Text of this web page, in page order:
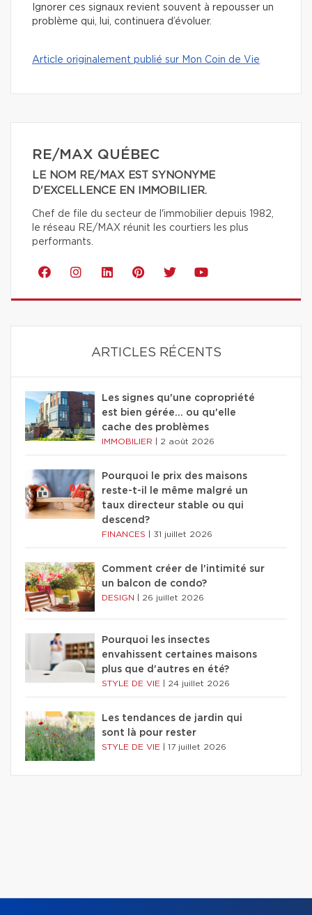
Ignorer ces signaux revient souvent à repousser un
problème qui, lui, continuera d’évoluer.
Article originalement publié sur Mon Coin de Vie
RE/MAX QUÉBEC
LE NOM RE/MAX EST SYNONYME
D'EXCELLENCE EN IMMOBILIER.
Chef de file du secteur de l'immobilier depuis 1982,
le réseau RE/MAX réunit les courtiers les plus
performants.
ARTICLES RÉCENTS
Les signes qu'une copropriété
est bien gérée… ou qu'elle
cache des problèmes
IMMOBILIER 2 août 2026
Pourquoi le prix des maisons
reste-t-il le même malgré un
taux directeur stable ou qui
descend?
FINANCES 31 juillet 2026
Comment créer de l'intimité sur
un balcon de condo?
DESIGN 26 juillet 2026
Pourquoi les insectes
envahissent certaines maisons
plus que d'autres en été?
STYLE DE VIE 24 juillet 2026
Les tendances de jardin qui
sont là pour rester
STYLE DE VIE 17 juillet 2026